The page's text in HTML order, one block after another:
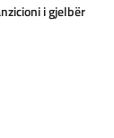
i gjelbër